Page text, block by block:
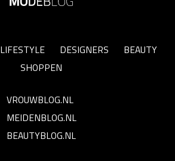
LIFESTYLE DESIGNERS
BEAUTY
SHOPPEN
VROUWBLOG.NL
MEIDENBLOG.NL
BEAUTYBLOG.NL